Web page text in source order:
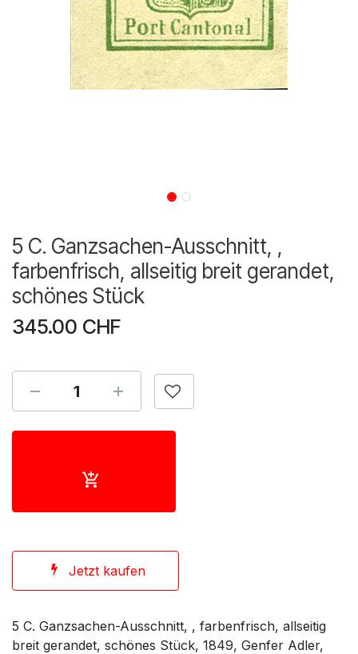
5 C. Ganzsachen-Ausschnitt, ,
farbenfrisch, allseitig breit gerandet,
schönes Stück
345.00 CHF
Jetzt kaufen
5 C. Ganzsachen-Ausschnitt, , farbenfrisch, allseitig
breit gerandet, schönes Stück, 1849, Genfer Adler,